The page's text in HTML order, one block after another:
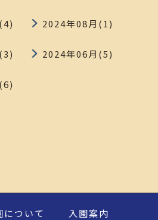
2024年08月(1)
2024年06月(5)
について 入園案内